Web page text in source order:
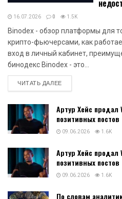
16.07.2026 0 1.5K
Binodex - обзор платформы для
крипто-фьючерсами, как
вход в личный кабинет,
бинодекс Binodex - это...
ЧИТАТЬ ДАЛЕЕDETAILS
Артур Хейс продал
позитивных постов
09.06.2026 1.6K
Артур Хейс продал
позитивных постов
09.06.2026 1.6K
По словам